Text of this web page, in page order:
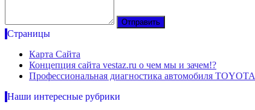
Страницы
Карта Сайта
Концепция сайта vestaz.ru о чем мы и зачем!?
Профессиональная диагностика автомобиля TOYOTA
Наши интересные рубрики